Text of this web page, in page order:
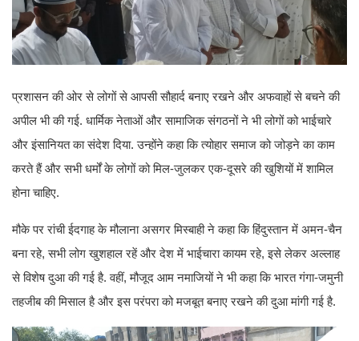
प्रशासन की ओर से लोगों से आपसी सौहार्द बनाए रखने और अफवाहों से बचने की
अपील भी की गई. धार्मिक नेताओं और सामाजिक संगठनों ने भी लोगों को भाईचारे
और इंसानियत का संदेश दिया. उन्होंने कहा कि त्योहार समाज को जोड़ने का काम
करते हैं और सभी धर्मों के लोगों को मिल-जुलकर एक-दूसरे की खुशियों में शामिल
होना चाहिए.
मौके पर रांची ईदगाह के मौलाना असगर मिस्बाही ने कहा कि हिंदुस्तान में अमन-चैन
बना रहे, सभी लोग खुशहाल रहें और देश में भाईचारा कायम रहे, इसे लेकर अल्लाह
से विशेष दुआ की गई है. वहीं, मौजूद आम नमाजियों ने भी कहा कि भारत गंगा-जमुनी
तहजीब की मिसाल है और इस परंपरा को मजबूत बनाए रखने की दुआ मांगी गई है.